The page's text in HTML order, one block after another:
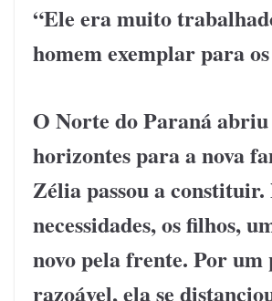
“Ele era muito
homem exemplar para
O Norte do Paraná
horizontes para a nova
Zélia passou a constituir.
necessidades, os filhos,
novo pela frente. Por um
razoável, ela se